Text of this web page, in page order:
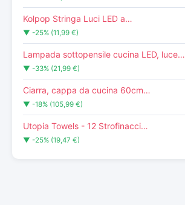
Kolpop Stringa Luci LED a…
▼ -25% (11,99 €)
Lampada sottopensile cucina LED, luce…
▼ -33% (21,99 €)
Ciarra, cappa da cucina 60cm…
▼ -18% (105,99 €)
Utopia Towels - 12 Strofinacci…
▼ -25% (19,47 €)